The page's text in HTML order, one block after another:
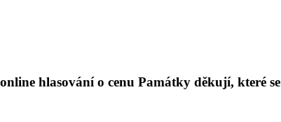
hlasování o cenu Památky děkují, které